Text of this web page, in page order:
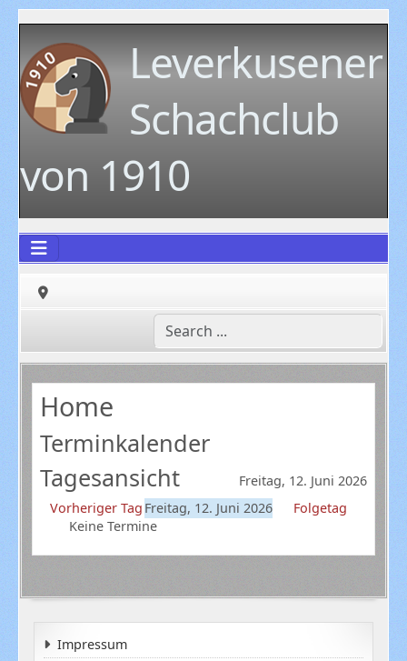
Leverkusener
Schachclub
von 1910
Home
Terminkalender
Tagesansicht
Freitag, 12. Juni 2026
Vorheriger Tag Freitag, 12. Juni 2026
Folgetag
Keine Termine
Impressum